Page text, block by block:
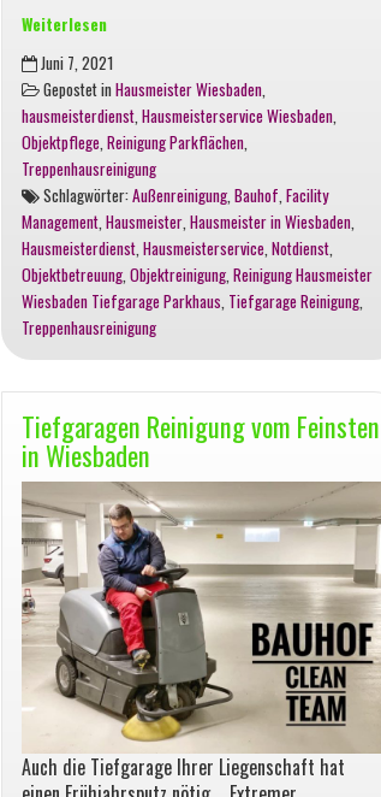
Weiterlesen
Schwere
Unwetter
mit
Starkregen
in
Wiesbaden
–
Tiefgaragen
überschwemmt
Juni 7, 2021
Gepostet inHausmeister Wiesbaden
hausmeisterdienst Hausmeisterservice Wiesbaden
Objektpflege Reinigung Parkflächen
Treppenhausreinigung
Schlagwörter:Außenreinigung Bauhof Facility
Management Hausmeister Hausmeister in Wiesbaden
Hausmeisterdienst Hausmeisterservice Notdienst
Objektbetreuung Objektreinigung Reinigung Hausmeister
Wiesbaden Tiefgarage Parkhaus Tiefgarage Reinigung
Treppenhausreinigung
Tiefgaragen Reinigung vom Feinsten
in Wiesbaden
Auch die Tiefgarage Ihrer Liegenschaft hat